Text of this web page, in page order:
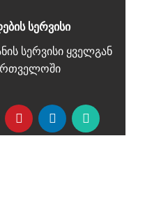
სერვისი
სერვისი ყველგან